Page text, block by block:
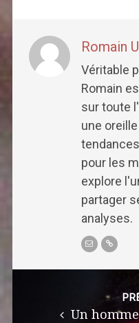
Romain
Véritable
Romain
sur toute
une
pour les
explore
partager
analyses.
Un